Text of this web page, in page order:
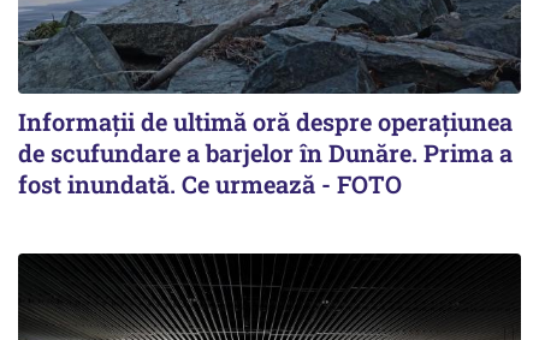
Informații de ultimă oră despre operațiunea
de scufundare a barjelor în Dunăre. Prima a
fost inundată. Ce urmează - FOTO